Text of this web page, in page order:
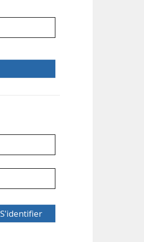
S'identifier